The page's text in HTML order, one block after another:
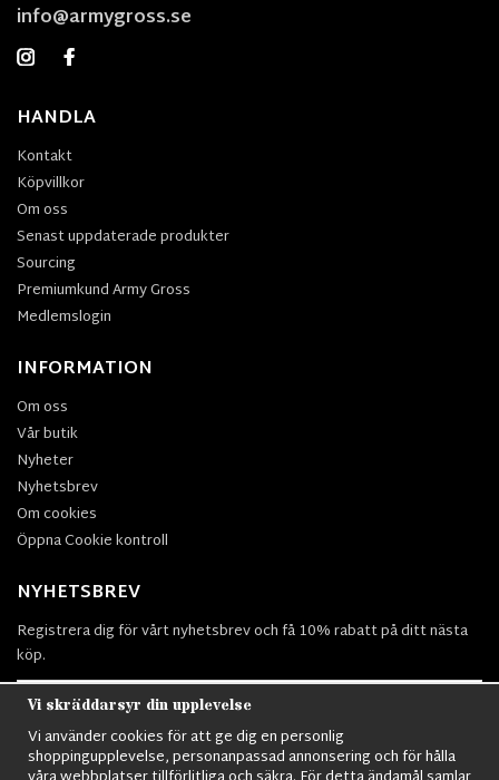
info@armygross.se
HANDLA
Kontakt
Köpvillkor
Om oss
Senast uppdaterade produkter
Sourcing
Premiumkund Army Gross
Medlemslogin
INFORMATION
Om oss
Vår butik
Nyheter
Nyhetsbrev
Om cookies
Öppna Cookie kontroll
NYHETSBREV
Registrera dig för vårt nyhetsbrev och få 10% rabatt på ditt nästa
köp.
Prenumerera
Vi skräddarsyr din upplevelse
Vi använder cookies för att ge dig en personlig
shoppingupplevelse, personanpassad annonsering och för hålla